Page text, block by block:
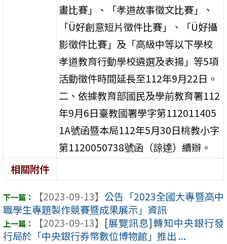
畫比賽」、「孝道故事徵文比賽」、
「Ü好創意短片徵件比賽」、「Ü好攝
影徵件比賽」及「高級中等以下學校
孝道教育行動學校遴選及表揚」等5項
活動徵件時間延長至112年9月22日。
二、依據教育部國民及學前教育署112
年9月6日臺教國署學字第112011405
1A號函暨本局112年5月30日桃教小字
第1120050738號函（諒達）續辦。
相關附件
【2023-09-13】 公告「2023全國大專暨高中
職學生專題製作競賽暨成果展示」資訊
【2023-09-13】 [展覽訊息]轉知中央銀行發
行局於「中央銀行券幣數位博物館」推出 ...